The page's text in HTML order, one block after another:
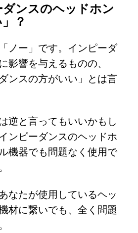
ンスのヘッドホン
？
ノー」です。インピーダ
影響を与えるものの、
ンスの方がいい」とは言
逆と言ってもいいかもし
ンピーダンスのヘッドホ
機器でも問題なく使用で
なたが使用しているヘッ
材に繋いでも、全く問題